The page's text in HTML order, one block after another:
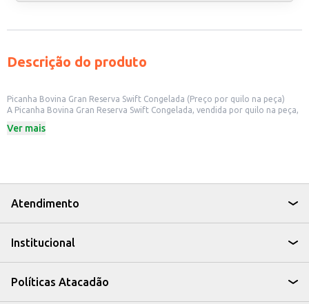
Descrição do produto
Picanha Bovina Gran Reserva Swift Congelada (Preço por quilo na peça)
A Picanha Bovina Gran Reserva Swift Congelada, vendida por quilo na peça,
açougues, supermercados e outros estabelecimentos comerciais que
Categoria: Carne Bovina
Venda por quilo na peça
Congelada
Pode ser utilizada em diferentes cortes, de acordo com a preferência do
Recomendamos o descongelamento adequado antes do preparo.
A Picanha Bovina Gran Reserva Swift Congelada oferece praticidade e
sabor incomparável, sendo uma excelente opção para atender às
Ver mais
Atendimento
Institucional
Políticas Atacadão